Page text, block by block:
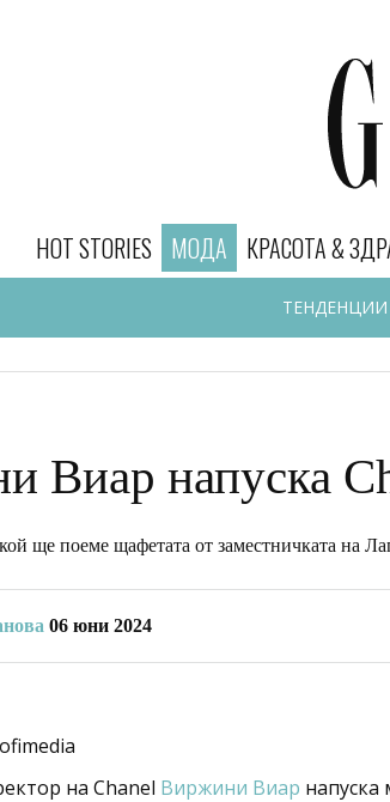
HOT STORIES МОДА
ТЕНДЕНЦИИ
КРАСОТА &
Виар напуска
ще поеме щафетата от заместничката на
06 юни 2024
на Chanel Виржини Виар